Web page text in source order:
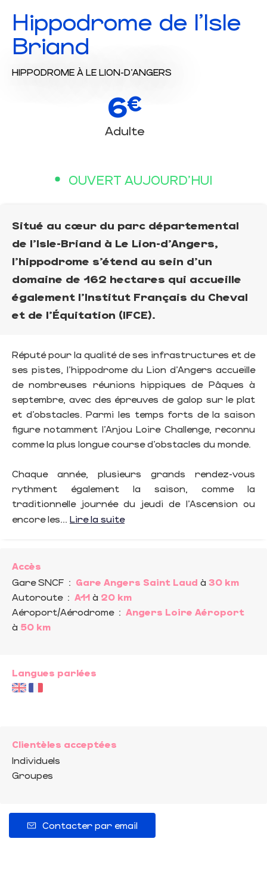
Hippodrome de l'Isle
Briand
HIPPODROME À LE LION-D'ANGERS
6€
Adulte
OUVERT AUJOURD'HUI
Situé au cœur du parc départemental
de l’Isle-Briand à Le Lion-d’Angers,
l’hippodrome s’étend au sein d’un
domaine de 162 hectares qui accueille
également l’Institut Français du Cheval
et de l'Équitation (IFCE).
Réputé pour la qualité de ses infrastructures et de
ses pistes, l’hippodrome du Lion d’Angers accueille
de nombreuses réunions hippiques de Pâques à
septembre, avec des épreuves de galop sur le plat
et d’obstacles. Parmi les temps forts de la saison
figure notamment l’Anjou Loire Challenge, reconnu
comme la plus longue course d’obstacles du monde.
Chaque année, plusieurs grands rendez-vous
rythment également la saison, comme la
traditionnelle journée du jeudi de l’Ascension ou
encore les... Lire la suite
Accès
Gare SNCF : Gare Angers Saint Laud à 30 km
Autoroute: A11 à 20 km
Aéroport/Aérodrome: Angers Loire Aéroport
à 50 km
Langues parlées
Clientèles acceptées
Individuels
Groupes
Contacter par email